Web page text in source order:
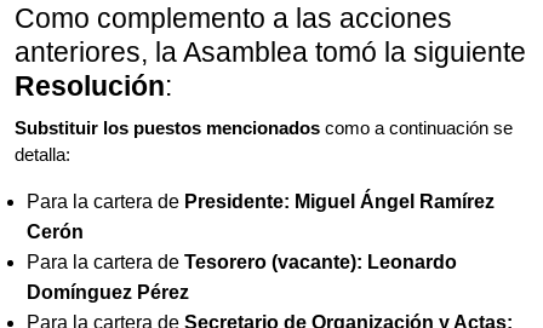
Como complemento a las acciones
anteriores, la Asamblea tomó la siguiente
Resolución:
Substituir los puestos mencionados como a continuación se
detalla:
Para la cartera de Presidente: Miguel Ángel Ramírez
Cerón
Para la cartera de Tesorero (vacante): Leonardo
Domínguez Pérez
Para la cartera de Secretario de Organización y Actas: